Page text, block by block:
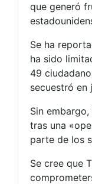
que generó
Se ha
ha sido
49
secuestró en
Sin
tras una
parte de los
Se cree que